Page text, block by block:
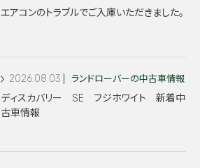
エアコンのトラブルでご入庫いただきました。
2026.08.03 ランドローバーの中古車情報
ディスカバリー SE フジホワイト 新着中
古車情報